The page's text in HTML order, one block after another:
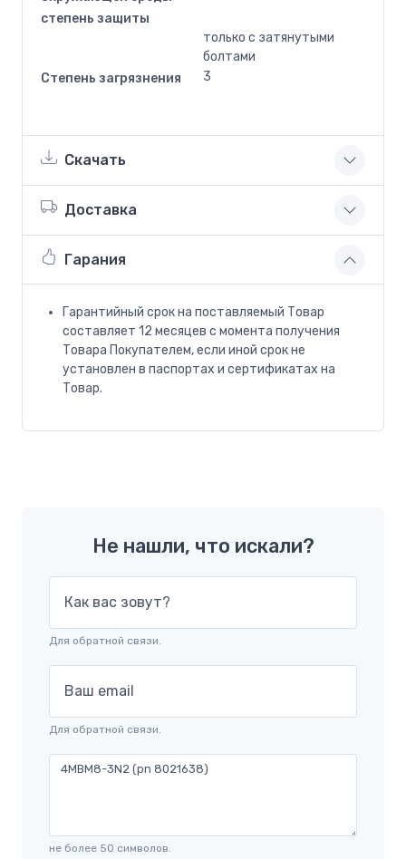
степень защиты
только с затянутыми
болтами
Степень загрязнения
3
Скачать
Доставка
Гарания
Гарантийный срок на поставляемый Товар
составляет 12 месяцев с момента получения
Товара Покупателем, если иной срок не
установлен в паспортах и сертификатах на
Товар.
Не нашли, что искали?
Как вас зовут?
Для обратной связи.
Ваш email
Для обратной связи.
не более 50 символов.